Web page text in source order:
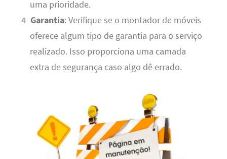
uma prioridade.
Garantia: Verifique se o montador de móveis
oferece algum tipo de garantia para o serviço
realizado. Isso proporciona uma camada
extra de segurança caso algo dê errado.